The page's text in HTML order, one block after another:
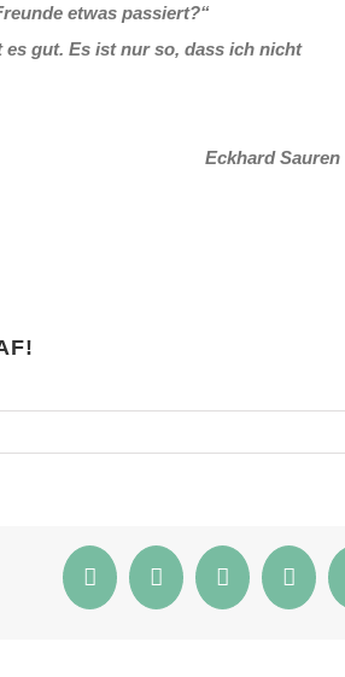
etwas passiert?“
gut. Es ist nur so, dass ich nicht
Eckhard Sauren
FacebookTwitterReddit